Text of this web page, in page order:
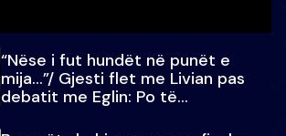
“Nëse i fut hundët në punët e
mija…”/ Gjesti flet me Livian pas
debatit me Eglin: Po të